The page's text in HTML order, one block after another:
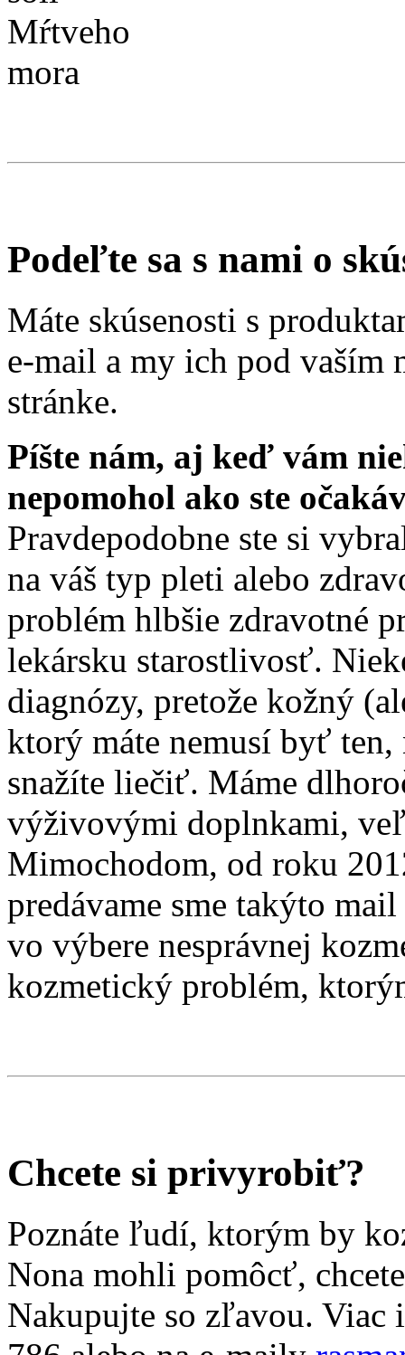
Podeľte sa s nami o
Máte skúsenosti s
e-mail a my ich pod vaším
stránke.
Píšte nám, aj keď vám
nepomohol ako ste
Pravdepodobne ste si
na váš typ pleti alebo
problém hlbšie zdravotné
lekársku starostlivosť.
diagnózy, pretože kožný
ktorý máte nemusí byť
snažíte liečiť. Máme
výživovými doplnkami,
Mimochodom, od roku
predávame sme takýto
vo výbere nesprávnej
kozmetický problém,
Chcete si privyrobiť?
Poznáte ľudí, ktorým by
Nona mohli pomôcť,
Nakupujte so zľavou. Viac